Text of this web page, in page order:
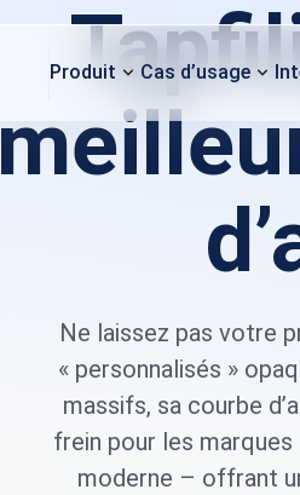
Produit Cas d’usage
Ne laissez pas votre
« personnalisés »
massifs, sa courbe
frein pour les marques
moderne – offrant